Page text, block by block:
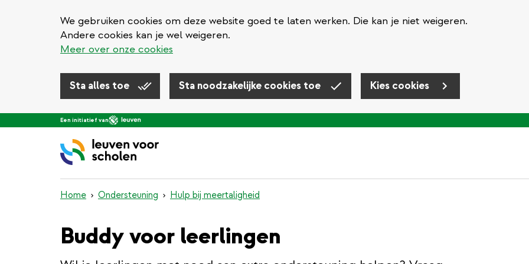
We gebruiken cookies om deze website goed te laten werken. Die kan je niet weigeren.
Andere cookies kan je wel weigeren.
Meer over onze cookies
Sta alles toe Sta noodzakelijke cookies toe Kies cookies
OverslaanEen initiatief van
Home Ondersteuning Hulp bij meertaligheid
Buddy voor leerlingen